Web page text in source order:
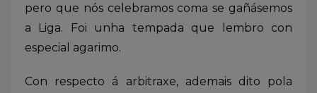
pero que nós celebramos coma se gañásemos
a Liga. Foi unha tempada que lembro con
especial agarimo.
Con respecto á arbitraxe, ademais dito pola